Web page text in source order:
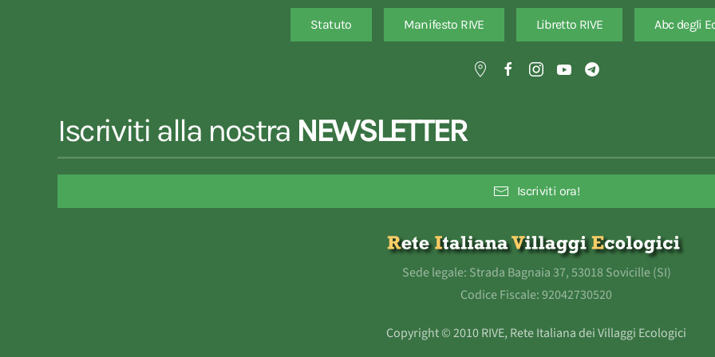
Statuto Manifesto RIVE Libretto RIVE Abc degli
Iscriviti alla nostra NEWSLETTER
Iscriviti ora!
Sede legale: Strada Bagnaia 37, 53018 Sovicille (SI)
Codice Fiscale: 92042730520
Copyright © 2010 RIVE, Rete Italiana dei Villaggi Ecologici